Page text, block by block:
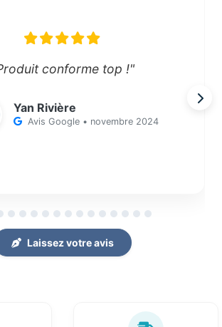
conforme top !"
Yan Rivière
Avis Google • novembre 2024
Laissez votre avis